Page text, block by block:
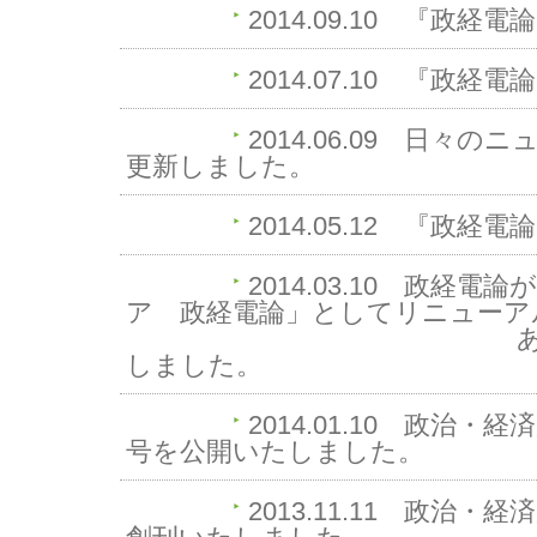
2014.09.10
『政経電
2014.07.10
『政経電
2014.06.09
日々のニ
更新しました。
2014.05.12
『政経電
2014.03.10 政経電論
ア 政経電論」としてリニュー
あわせて『政経
しました。
2014.01.10 政治・経
号を公開いたしました。
2013.11.11 政治・経